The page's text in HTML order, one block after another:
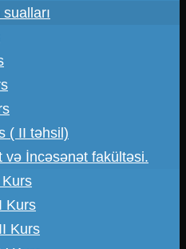
( II təhsil)
və İncəsənət fakültəsi.
Kurs
Kurs
Kurs